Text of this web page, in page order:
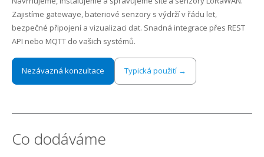
Internet Klabava
Internet Litohlavy
Sledovani TV
Kontakt
Kam, kdy a jak mám platit?
První kroky k FVE na území ČEZ distribuce
Zajistíme gatewaye, bateriové senzory s výdrží v řádu let,
bezpečné připojení a vizualizaci dat. Snadná integrace přes REST
API nebo MQTT do vašich systémů.
Nezávazná konzultace Typická použití →
Co dodáváme